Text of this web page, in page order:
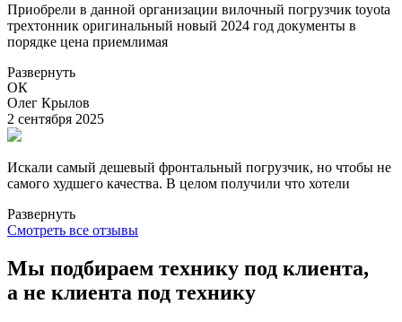
Приобрели в данной организации вилочный погрузчик toyota
трехтонник оригинальный новый 2024 год документы в
порядке цена приемлимая
Развернуть
ОК
Олег Крылов
2 сентября 2025
Искали самый дешевый фронтальный погрузчик, но чтобы не
самого худшего качества. В целом получили что хотели
Развернуть
Смотреть все отзывы
Мы подбираем технику под клиента,
а не клиента под технику